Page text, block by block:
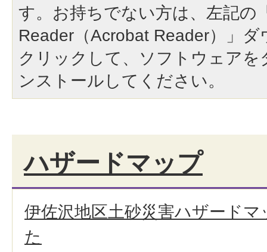
す。お持ちでない方は、左記の
Reader（Acrobat Reader）」
クリックして、ソフトウェア
ンストールしてください。
ハザードマップ
伊佐沢地区土砂災害ハザード
た